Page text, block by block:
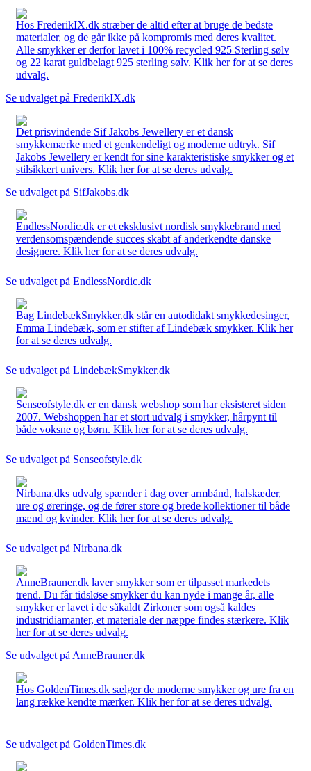
Hos FrederikIX.dk stræber de altid efter at bruge de bedste
materialer, og de går ikke på kompromis med deres kvalitet.
Alle smykker er derfor lavet i 100% recycled 925 Sterling sølv
og 22 karat guldbelagt 925 sterling sølv. Klik her for at se deres
udvalg.
Se udvalget på FrederikIX.dk
Det prisvindende Sif Jakobs Jewellery er et dansk
smykkemærke med et genkendeligt og moderne udtryk. Sif
Jakobs Jewellery er kendt for sine karakteristiske smykker og et
stilsikkert univers. Klik her for at se deres udvalg.
Se udvalget på SifJakobs.dk
EndlessNordic.dk er et eksklusivt nordisk smykkebrand med
verdensomspændende succes skabt af anderkendte danske
designere. Klik her for at se deres udvalg.
Se udvalget på EndlessNordic.dk
Bag LindebækSmykker.dk står en autodidakt smykkedesinger,
Emma Lindebæk, som er stifter af Lindebæk smykker. Klik her
for at se deres udvalg.
Se udvalget på LindebækSmykker.dk
Senseofstyle.dk er en dansk webshop som har eksisteret siden
2007. Webshoppen har et stort udvalg i smykker, hårpynt til
både voksne og børn. Klik her for at se deres udvalg.
Se udvalget på Senseofstyle.dk
Nirbana.dks udvalg spænder i dag over armbånd, halskæder,
ure og øreringe, og de fører store og brede kollektioner til både
mænd og kvinder. Klik her for at se deres udvalg.
Se udvalget på Nirbana.dk
AnneBrauner.dk laver smykker som er tilpasset markedets
trend. Du får tidsløse smykker du kan nyde i mange år, alle
smykker er lavet i de såkaldt Zirkoner som også kaldes
industridiamanter, et materiale der næppe findes stærkere. Klik
her for at se deres udvalg.
Se udvalget på AnneBrauner.dk
Hos GoldenTimes.dk sælger de moderne smykker og ure fra en
lang række kendte mærker. Klik her for at se deres udvalg.
Se udvalget på GoldenTimes.dk